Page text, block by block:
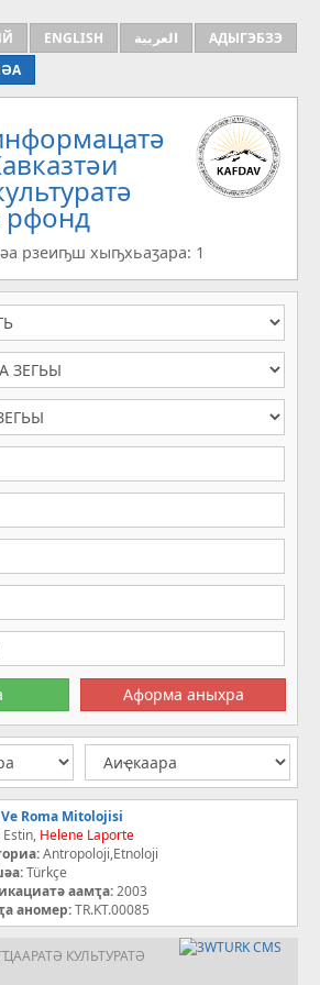
ENGLISH العربية
АДЫГЭБЗЭ
рфонд
рзеиҧш хыҧхьаӡара: 1
Roma Mitolojisi
Helene Laporte
Antropoloji,Etnoloji
Türkçe
аамҭа:2003
аномер:TR.KT.00085
КУЛЬТУРАТӘ